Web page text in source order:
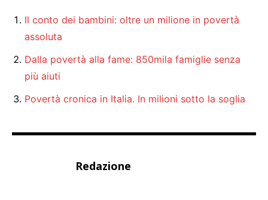
Il conto dei bambini: oltre un milione in povertà
assoluta
Dalla povertà alla fame: 850mila famiglie senza
più aiuti
Povertà cronica in Italia. In milioni sotto la soglia
Redazione